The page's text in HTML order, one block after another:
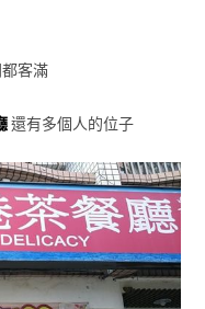
客滿
還有多個人的位子